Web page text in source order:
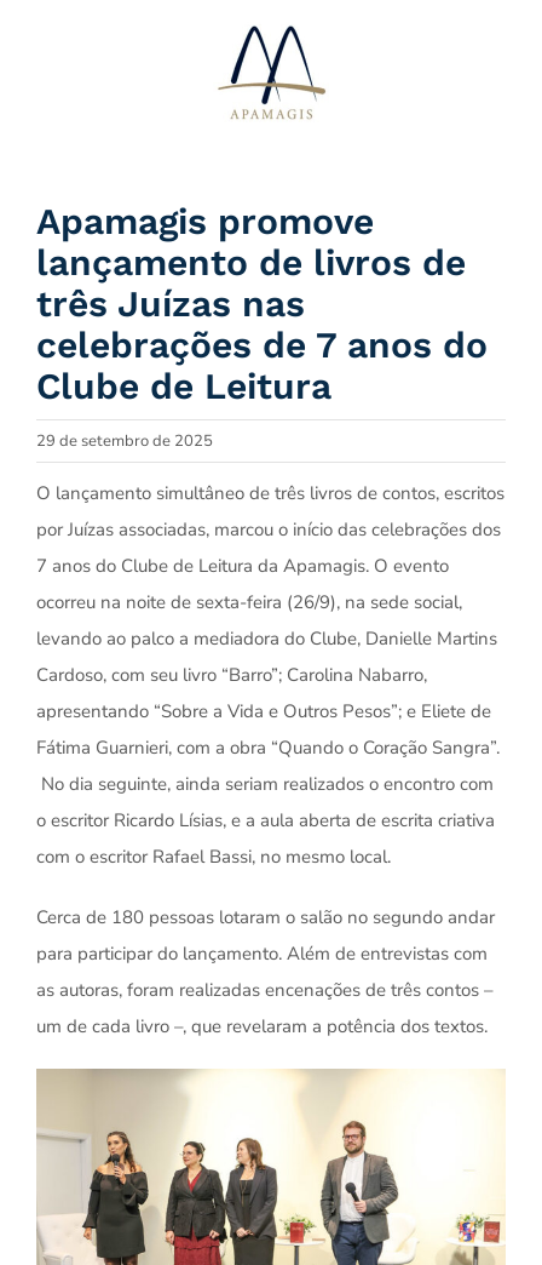
Apamagis promove
lançamento de livros de
três Juízas nas
celebrações de 7 anos do
Clube de Leitura
29 de setembro de 2025
O lançamento simultâneo de três livros de contos, escritos
por Juízas associadas, marcou o início das celebrações dos
7 anos do Clube de Leitura da Apamagis. O evento
ocorreu na noite de sexta-feira (26/9), na sede social,
levando ao palco a mediadora do Clube, Danielle Martins
Cardoso, com seu livro “Barro”; Carolina Nabarro,
apresentando “Sobre a Vida e Outros Pesos”; e Eliete de
Fátima Guarnieri, com a obra “Quando o Coração Sangra”.
No dia seguinte, ainda seriam realizados o encontro com
o escritor Ricardo Lísias, e a aula aberta de escrita criativa
com o escritor Rafael Bassi, no mesmo local.
Cerca de 180 pessoas lotaram o salão no segundo andar
para participar do lançamento. Além de entrevistas com
as autoras, foram realizadas encenações de três contos –
um de cada livro –, que revelaram a potência dos textos.